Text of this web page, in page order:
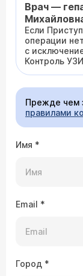
Врач —
Если
операции
с
Контроль
Прежде чем
правилами
Имя *
Email *
Город *